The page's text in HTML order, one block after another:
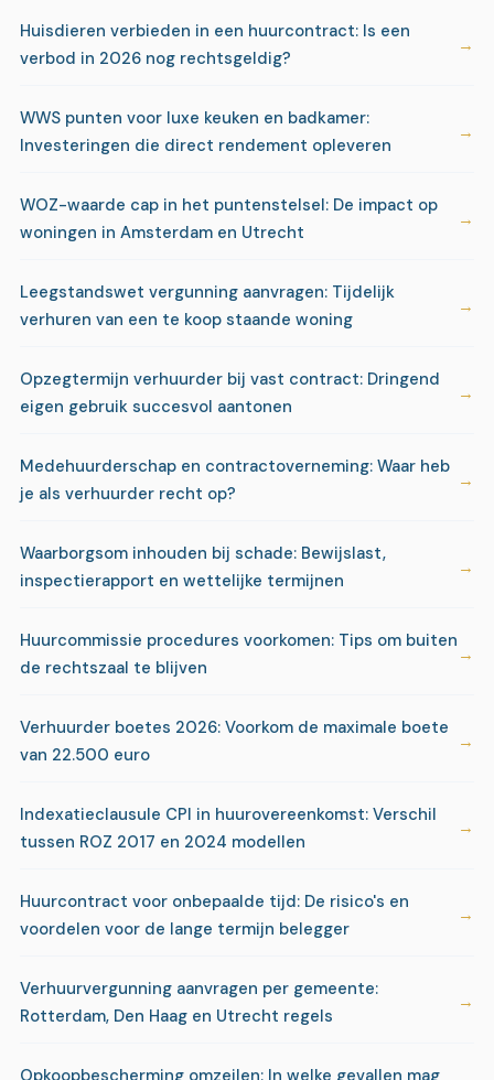
Huisdieren verbieden in een huurcontract: Is een
verbod in 2026 nog rechtsgeldig?
WWS punten voor luxe keuken en badkamer:
Investeringen die direct rendement opleveren
WOZ-waarde cap in het puntenstelsel: De impact op
woningen in Amsterdam en Utrecht
Leegstandswet vergunning aanvragen: Tijdelijk
verhuren van een te koop staande woning
Opzegtermijn verhuurder bij vast contract: Dringend
eigen gebruik succesvol aantonen
Medehuurderschap en contractoverneming: Waar heb
je als verhuurder recht op?
Waarborgsom inhouden bij schade: Bewijslast,
inspectierapport en wettelijke termijnen
Huurcommissie procedures voorkomen: Tips om buiten
de rechtszaal te blijven
Verhuurder boetes 2026: Voorkom de maximale boete
van 22.500 euro
Indexatieclausule CPI in huurovereenkomst: Verschil
tussen ROZ 2017 en 2024 modellen
Huurcontract voor onbepaalde tijd: De risico's en
voordelen voor de lange termijn belegger
Verhuurvergunning aanvragen per gemeente:
Rotterdam, Den Haag en Utrecht regels
Opkoopbescherming omzeilen: In welke gevallen mag